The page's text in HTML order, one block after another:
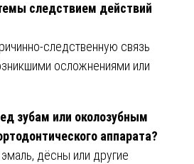
следствием действий
следственную связь
осложнениями или
зубам или околозубным
аппарата?
дёсны или другие